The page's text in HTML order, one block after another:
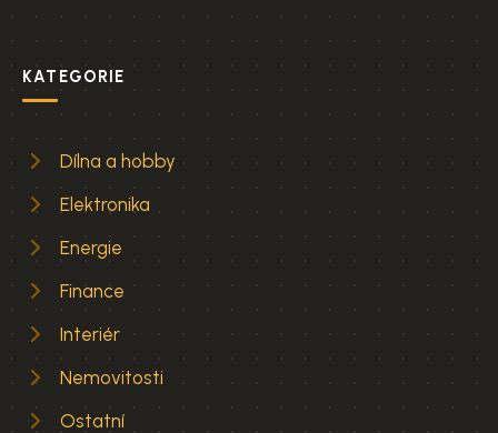
KATEGORIE
Dílna a hobby
Elektronika
Energie
Finance
Interiér
Nemovitosti
Ostatní